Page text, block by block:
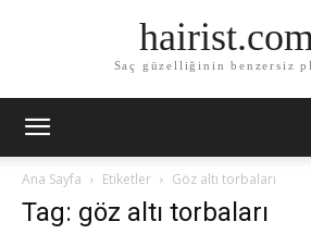
Saç güzelliğinin benzersiz
Ana Sayfa Etiketler Göz altı torbaları
Tag: göz altı torbaları